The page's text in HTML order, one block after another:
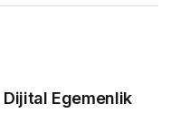
Dijital Egemenlik